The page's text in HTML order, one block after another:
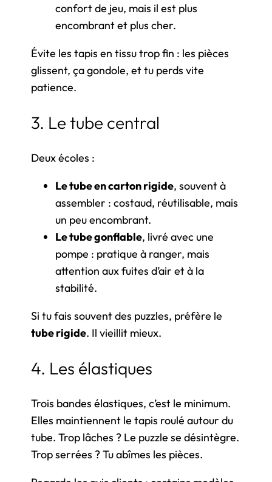
confort de jeu, mais il est plus
encombrant et plus cher.
Évite les tapis en tissu trop fin : les pièces
glissent, ça gondole, et tu perds vite
patience.
3. Le tube central
Deux écoles :
Le tube en carton rigide, souvent à
assembler : costaud, réutilisable, mais
un peu encombrant.
Le tube gonflable, livré avec une
pompe : pratique à ranger, mais
attention aux fuites d’air et à la
stabilité.
Si tu fais souvent des puzzles, préfère le
tube rigide. Il vieillit mieux.
4. Les élastiques
Trois bandes élastiques, c’est le minimum.
Elles maintiennent le tapis roulé autour du
tube. Trop lâches ? Le puzzle se désintègre.
Trop serrées ? Tu abîmes les pièces.